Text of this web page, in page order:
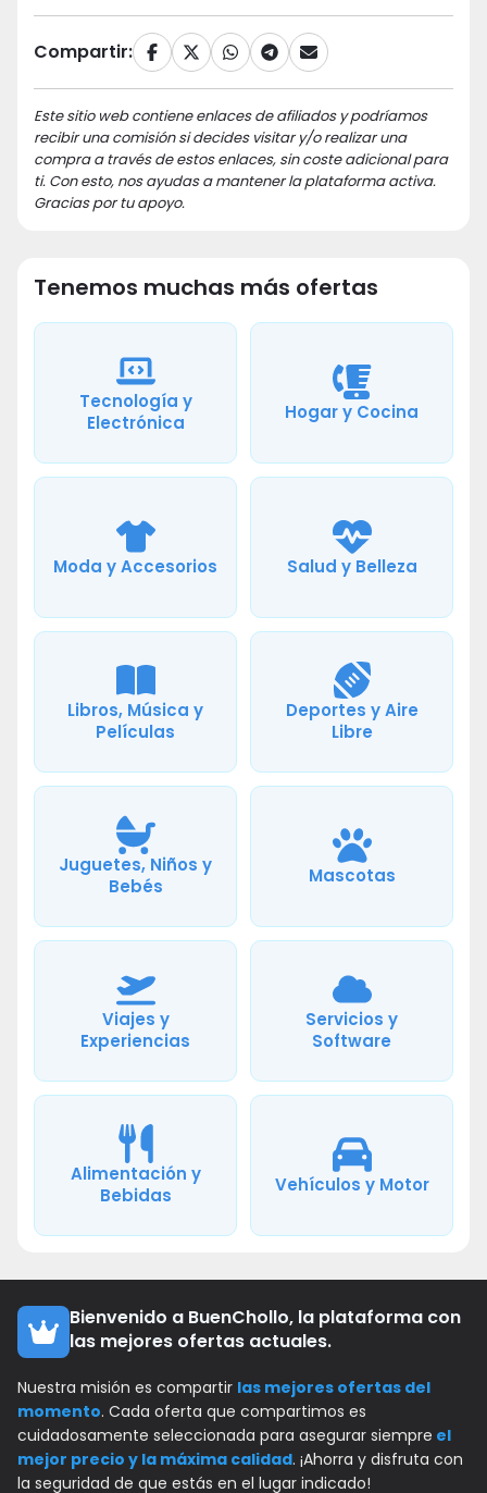
Compartir:
Este sitio web contiene enlaces de afiliados y podríamos
recibir una comisión si decides visitar y/o realizar una
compra a través de estos enlaces, sin coste adicional para
ti. Con esto, nos ayudas a mantener la plataforma activa.
Gracias por tu apoyo.
Tenemos muchas más ofertas
Tecnología y
Electrónica
Hogar y Cocina
Moda y Accesorios Salud y Belleza
Libros, Música y
Películas
Deportes y Aire
Libre
Juguetes, Niños y
Bebés
Mascotas
Viajes y
Experiencias
Servicios y
Software
Alimentación y
Bebidas
Vehículos y Motor
Bienvenido a BuenChollo, la plataforma con
las mejores ofertas actuales.
Nuestra misión es compartir las mejores ofertas del
momento. Cada oferta que compartimos es
cuidadosamente seleccionada para asegurar siempre el
mejor precio y la máxima calidad. ¡Ahorra y disfruta con
la seguridad de que estás en el lugar indicado!